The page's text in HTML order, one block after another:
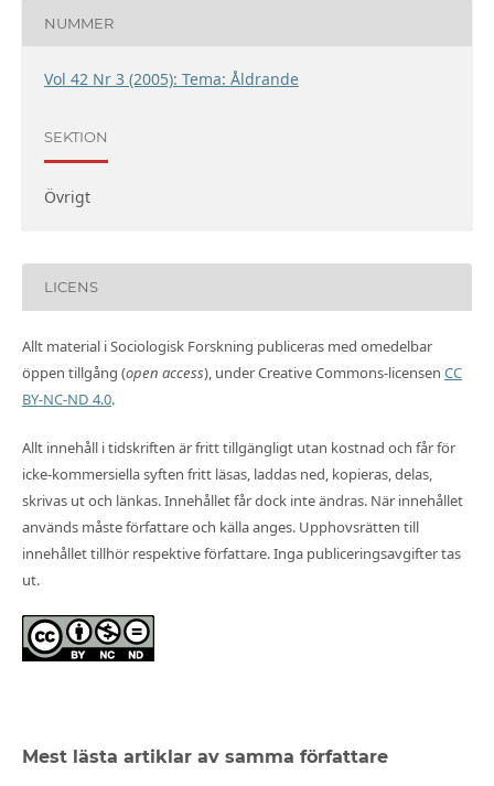
NUMMER
Vol 42 Nr 3 (2005): Tema: Åldrande
SEKTION
Övrigt
LICENS
Allt material i Sociologisk Forskning publiceras med omedelbar
öppen tillgång (open access), under Creative Commons-licensen CC
BY-NC-ND 4.0.
Allt innehåll i tidskriften är fritt tillgängligt utan kostnad och får för
icke-kommersiella syften fritt läsas, laddas ned, kopieras, delas,
skrivas ut och länkas. Innehållet får dock inte ändras. När innehållet
används måste författare och källa anges. Upphovsrätten till
innehållet tillhör respektive författare. Inga publiceringsavgifter tas
ut.
Mest lästa artiklar av samma författare